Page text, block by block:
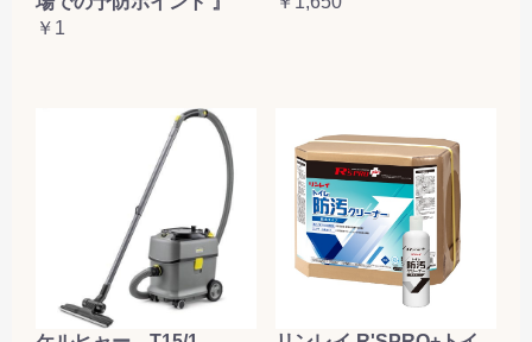
￥1